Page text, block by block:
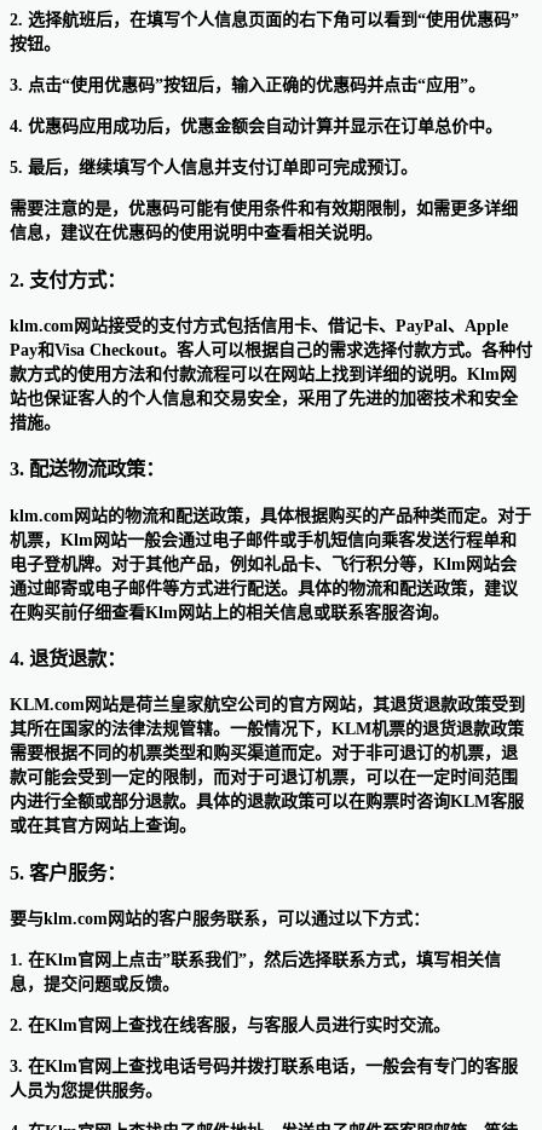
2. 选择航班后，在填写个人信息页面的右下角可以看到“使用优惠码”
按钮。
3. 点击“使用优惠码”按钮后，输入正确的优惠码并点击“应用”。
4. 优惠码应用成功后，优惠金额会自动计算并显示在订单总价中。
5. 最后，继续填写个人信息并支付订单即可完成预订。
需要注意的是，优惠码可能有使用条件和有效期限制，如需更多详细
信息，建议在优惠码的使用说明中查看相关说明。
2. 支付方式：
klm.com网站接受的支付方式包括信用卡、借记卡、PayPal、Apple
Pay和Visa Checkout。客人可以根据自己的需求选择付款方式。各种付
款方式的使用方法和付款流程可以在网站上找到详细的说明。Klm网
站也保证客人的个人信息和交易安全，采用了先进的加密技术和安全
措施。
3. 配送物流政策：
klm.com网站的物流和配送政策，具体根据购买的产品种类而定。对于
机票，Klm网站一般会通过电子邮件或手机短信向乘客发送行程单和
电子登机牌。对于其他产品，例如礼品卡、飞行积分等，Klm网站会
通过邮寄或电子邮件等方式进行配送。具体的物流和配送政策，建议
在购买前仔细查看Klm网站上的相关信息或联系客服咨询。
4. 退货退款：
KLM.com网站是荷兰皇家航空公司的官方网站，其退货退款政策受到
其所在国家的法律法规管辖。一般情况下，KLM机票的退货退款政策
需要根据不同的机票类型和购买渠道而定。对于非可退订的机票，退
款可能会受到一定的限制，而对于可退订机票，可以在一定时间范围
内进行全额或部分退款。具体的退款政策可以在购票时咨询KLM客服
或在其官方网站上查询。
5. 客户服务：
要与klm.com网站的客户服务联系，可以通过以下方式：
1. 在Klm官网上点击”联系我们”，然后选择联系方式，填写相关信
息，提交问题或反馈。
2. 在Klm官网上查找在线客服，与客服人员进行实时交流。
3. 在Klm官网上查找电话号码并拨打联系电话，一般会有专门的客服
人员为您提供服务。